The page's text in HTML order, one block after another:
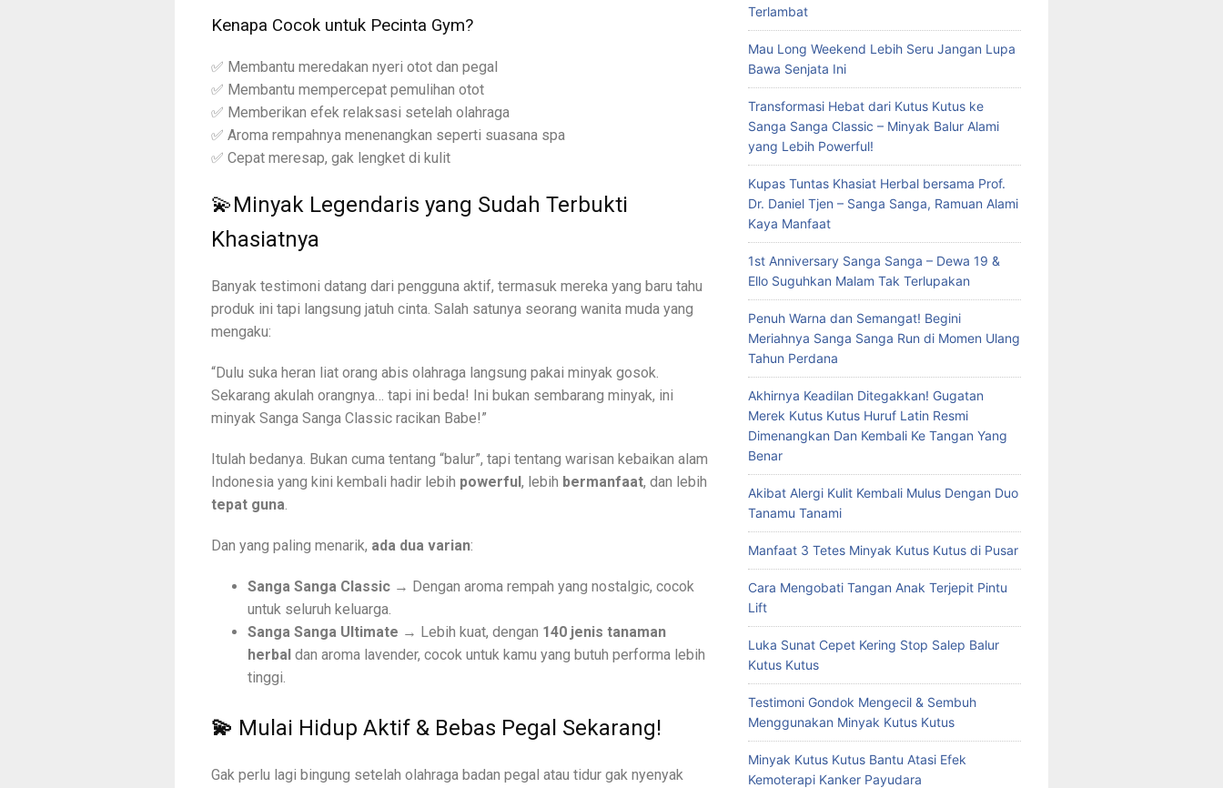
Kenapa Cocok untuk Pecinta Gym?
✅ Membantu meredakan nyeri otot dan pegal
✅ Membantu mempercepat pemulihan otot
✅ Memberikan efek relaksasi setelah olahraga
✅ Aroma rempahnya menenangkan seperti suasana spa
✅ Cepat meresap, gak lengket di kulit
💫Minyak Legendaris yang Sudah Terbukti
Khasiatnya
Banyak testimoni datang dari pengguna aktif, termasuk mereka yang baru tahu
produk ini tapi langsung jatuh cinta. Salah satunya seorang wanita muda yang
mengaku:
“Dulu suka heran liat orang abis olahraga langsung pakai minyak gosok.
Sekarang akulah orangnya… tapi ini beda! Ini bukan sembarang minyak, ini
minyak Sanga Sanga Classic racikan Babe!”
Itulah bedanya. Bukan cuma tentang “balur”, tapi tentang warisan kebaikan alam
Indonesia yang kini kembali hadir lebih powerful , lebih bermanfaat, dan lebih
tepat guna.
Dan yang paling menarik, ada dua varian:
Sanga Sanga Classic → Dengan aroma rempah yang nostalgic, cocok
untuk seluruh keluarga.
Sanga Sanga Ultimate → Lebih kuat, dengan 140 jenis tanaman
herbal dan aroma lavender, cocok untuk kamu yang butuh performa lebih
tinggi.
💫 Mulai Hidup Aktif & Bebas Pegal Sekarang!
Gak perlu lagi bingung setelah olahraga badan pegal atau tidur gak nyenyak
Terlambat
Mau Long Weekend Lebih Seru Jangan Lupa
Bawa Senjata Ini
Transformasi Hebat dari Kutus Kutus ke
Sanga Sanga Classic – Minyak Balur Alami
yang Lebih Powerful!
Kupas Tuntas Khasiat Herbal bersama Prof.
Dr. Daniel Tjen – Sanga Sanga, Ramuan Alami
Kaya Manfaat
1st Anniversary Sanga Sanga – Dewa 19 &
Ello Suguhkan Malam Tak Terlupakan
Penuh Warna dan Semangat! Begini
Meriahnya Sanga Sanga Run di Momen Ulang
Tahun Perdana
Akhirnya Keadilan Ditegakkan! Gugatan
Merek Kutus Kutus Huruf Latin Resmi
Dimenangkan Dan Kembali Ke Tangan Yang
Benar
Akibat Alergi Kulit Kembali Mulus Dengan Duo
Tanamu Tanami
Manfaat 3 Tetes Minyak Kutus Kutus di Pusar
Cara Mengobati Tangan Anak Terjepit Pintu
Lift
Luka Sunat Cepet Kering Stop Salep Balur
Kutus Kutus
Testimoni Gondok Mengecil & Sembuh
Menggunakan Minyak Kutus Kutus
Minyak Kutus Kutus Bantu Atasi Efek
Kemoterapi Kanker Payudara